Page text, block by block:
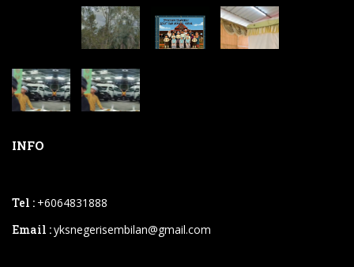
INFO
Tel : +6064831888
Email :yksnegerisembilan@gmail.com